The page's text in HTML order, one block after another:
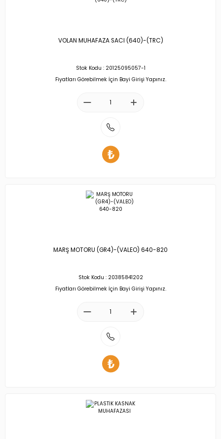
VOLAN MUHAFAZA SACI (640)-(TRC)
Stok Kodu : 20125095057-1
Fiyatları Görebilmek İçin Bayi Girişi Yapınız.
MARŞ MOTORU (GR4)-(VALEO) 640-820
Stok Kodu : 20385841202
Fiyatları Görebilmek İçin Bayi Girişi Yapınız.